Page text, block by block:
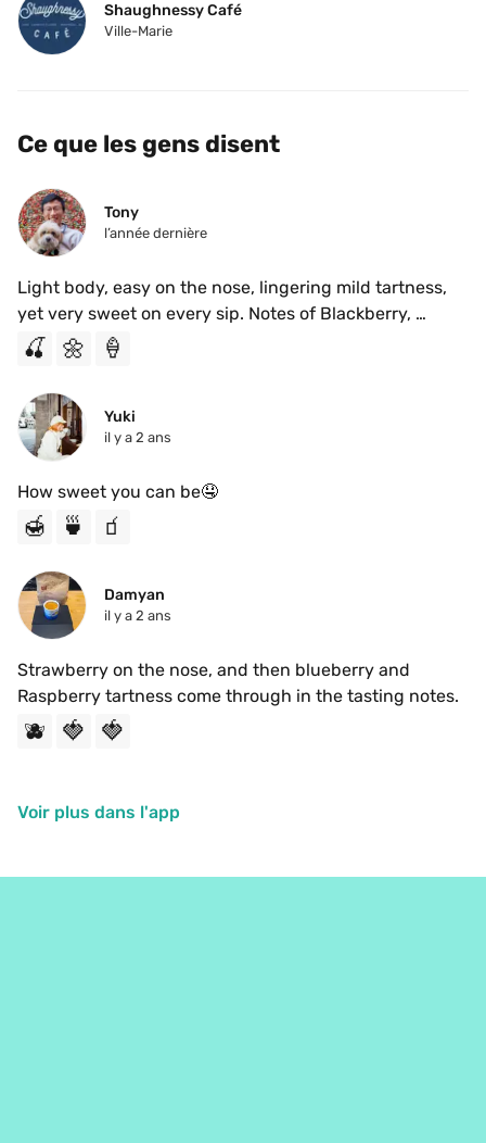
Shaughnessy Café
Ville-Marie
Ce que les gens disent
Tony
l’année dernière
Light body, easy on the nose, lingering mild tartness,
yet very sweet on every sip. Notes of Blackberry,
chamomile, vanilla, and creamy pistachio. Enjoyable!
🍒 🌼 🍦
Yuki
il y a 2 ans
How sweet you can be🤤
🍯 🍵 🧃
Damyan
il y a 2 ans
Strawberry on the nose, and then blueberry and
🫐 🍓 🍓
Voir plus dans l'app